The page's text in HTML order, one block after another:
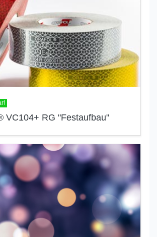
VC104+ RG "Festaufbau"